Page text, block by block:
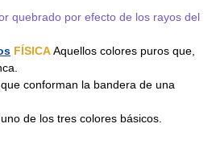
quebrado por efecto de los rayos del
FÍSICAAquellos colores puros que,
conforman la bandera de una
de los tres colores básicos.